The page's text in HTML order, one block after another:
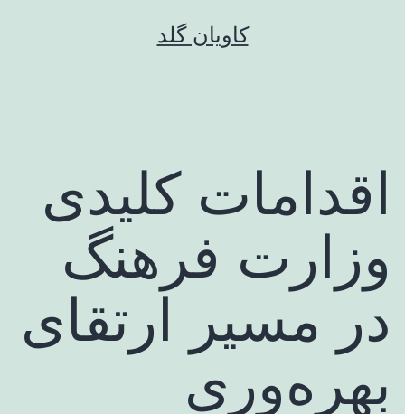
کاویان گلد
اقدامات کلیدی
وزارت فرهنگ
در مسیر ارتقای
بهره‌وری